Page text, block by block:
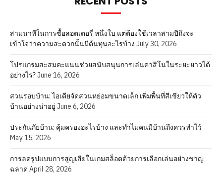
สามนาทีในการซื้อลอตเตอรี่ หนึ่งใบ แต่ต้องใช้เวลาสามปีถึงจะ
เข้าใจว่าความสะดวกนั้นมีต้นทุนอะไรบ้าง July 30, 2026
โปรแกรมสะสมคะแนนช่วยสนับสนุนการเล่นคาสิโนในระยะยาวได้
อย่างไร?June 16, 2026
สวนรอบบ้าน: ไอเดียจัดสวนหย่อมขนาดเล็ก เพิ่มพื้นที่สีเขียวให้ตัว
บ้านอย่างน่าอยู่ June 6, 2026
ประกันภัยบ้าน: คุ้มครองอะไรบ้าง และทำไมคนมีบ้านถึงควรทำไว้
May 15, 2026
การลดรูปแบบการสูญเสียในเกมสล็อตด้วยการเลือกเล่นอย่างชาญ
ฉลาด April 28, 2026